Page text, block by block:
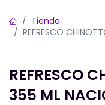
Tienda
REFRESCO
REFRESCO
355 ML